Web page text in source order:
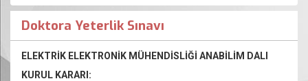
Doktora Yeterlik Sınavı
ELEKTRİK ELEKTRONİK MÜHENDİSLİĞİ ANABİLİM DALI
KURUL KARARI: